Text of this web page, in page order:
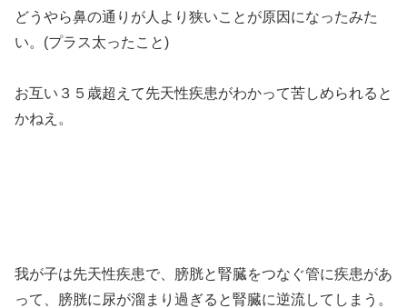
どうやら鼻の通りが人より狭いことが原因になったみた
い。(プラス太ったこと)
お互い３５歳超えて先天性疾患がわかって苦しめられると
かねえ。
我が子は先天性疾患で、膀胱と腎臓をつなぐ管に疾患があ
って、膀胱に尿が溜まり過ぎると腎臓に逆流してしまう。